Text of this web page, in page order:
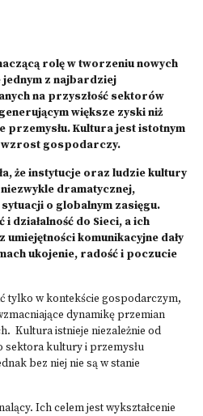
rolę w tworzeniu nowych
z najbardziej
na przyszłość sektorów
większe zyski niż
przemysłu. Kultura jest istotnym
wzrost gospodarczy.
że instytucje oraz ludzie kultury
dramatycznej,
o globalnym zasięgu.
działalność do Sieci, a ich
umiejętności komunikacyjne dały
ukojenie, radość i poczucie
tylko w kontekście gospodarczym,
dynamikę przemian
Kultura istnieje niezależnie od
sektora kultury i przemysłu
bez niej nie są w stanie
Ich celem jest wykształcenie